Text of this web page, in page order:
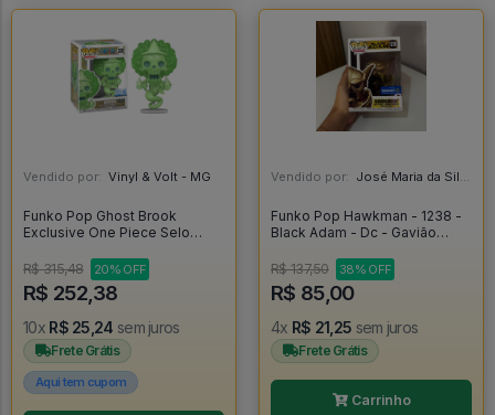
Vendido por: Vinyl & Volt - MG
Funko Pop Ghost Brook
Exclusive One Piece Selo
- One Piece #2325
R$ 315,48 20% OFF
R$ 252,38
10x R$ 25,24 sem juros
Frete Grátis
Aqui tem cupom
Vendido por: José Maria da Silva Junior - AL
Funko Pop Hawkman - 1238 -
Black Adam - Dc - Gavião
#1238
R$ 137,50 38% OFF
R$ 85,00
4x R$ 21,25 sem juros
Frete Grátis
Carrinho